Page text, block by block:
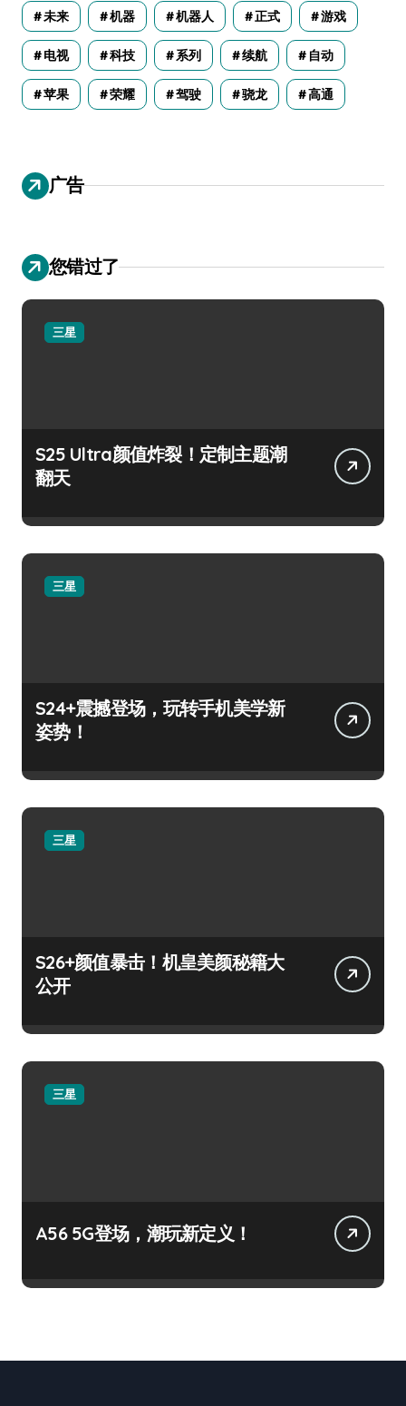
未来 机器 机器人 正式 游戏
电视 科技 系列 续航 自动
苹果 荣耀 驾驶 骁龙 高通
广告
您错过了
三星
S25 Ultra颜值炸裂！定制主题潮
翻天
三星
S24+震撼登场，玩转手机美学新
姿势！
三星
S26+颜值暴击！机皇美颜秘籍大
公开
三星
A56 5G登场，潮玩新定义！